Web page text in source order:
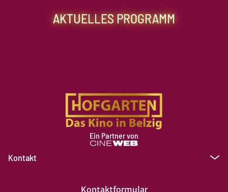
AKTUELLES PROGRAMM
Ein Partner von
Kontakt
Kontaktformular